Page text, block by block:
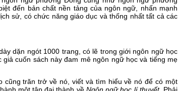
đến bản chất nền tảng của ngôn ngữ, nhấn mạnh
sử, có chức năng giáo dục và thống nhất tất cả các
dặn ngót 1000 trang, có lẽ trong giới ngôn ngữ học
cuốn sách này đam mê ngôn ngữ học và tiếng mẹ
trăn trở về nó, viết và tìm hiểu về nó để có một